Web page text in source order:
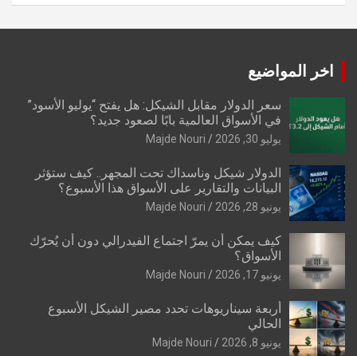
اخر المواضيع
سعر الدولار مقابل الشيكل: هل يفتح “يوليو الأسود”
في الأسواق العالمية بابًا لصعود جديد؟
يوليو 30, 2026 Majde Nouri
الدولار شيكل وناسداك تحت المجهر.. كيف ستؤثر
البيانات والتقارير على الأسواق هذا الأسبوع؟
يونيو 28, 2026 Majde Nouri
كيف يمكن أن يمرّ اجتماع الفيدرالي دون أن يُحرّك
الأسواق؟
يونيو 17, 2026 Majde Nouri
أربعة سيناريوهات تحدد مصير الشيكل الأسبوع
الحالي
يونيو 8, 2026 Majde Nouri